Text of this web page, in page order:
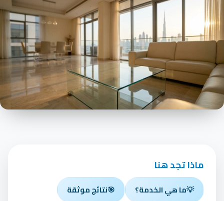
ماذا تجد هنا
💡ما هي الخدمة؟ 🎯نتائج موثقة